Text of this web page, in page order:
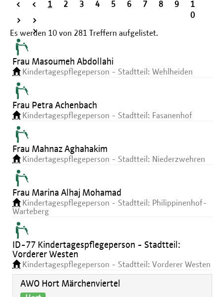
<
< 1 2 3 4 5 6 7 8 9
1
0
>
>
>
Es werden 10 von 281 Treffern aufgelistet.
Frau Masoumeh Abdollahi
Kindertagespflegeperson - Stadtteil: Wehlheiden
Frau Petra Achenbach
Kindertagespflegeperson - Stadtteil: Fasanenhof
Frau Mahnaz Aghahakim
Kindertagespflegeperson - Stadtteil: Niederzwehren
Frau Marina Alhaj Mohamad
Kindertagespflegeperson - Stadtteil: Philippinenhof-
Warteberg
ID-77 Kindertagespflegeperson - Stadtteil:
Vorderer Westen
Kindertagespflegeperson - Stadtteil: Vorderer Westen
AWO Hort Märchenviertel